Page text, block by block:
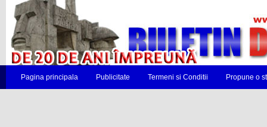
Pagina principala Publicitate Termeni si Conditii Propune o